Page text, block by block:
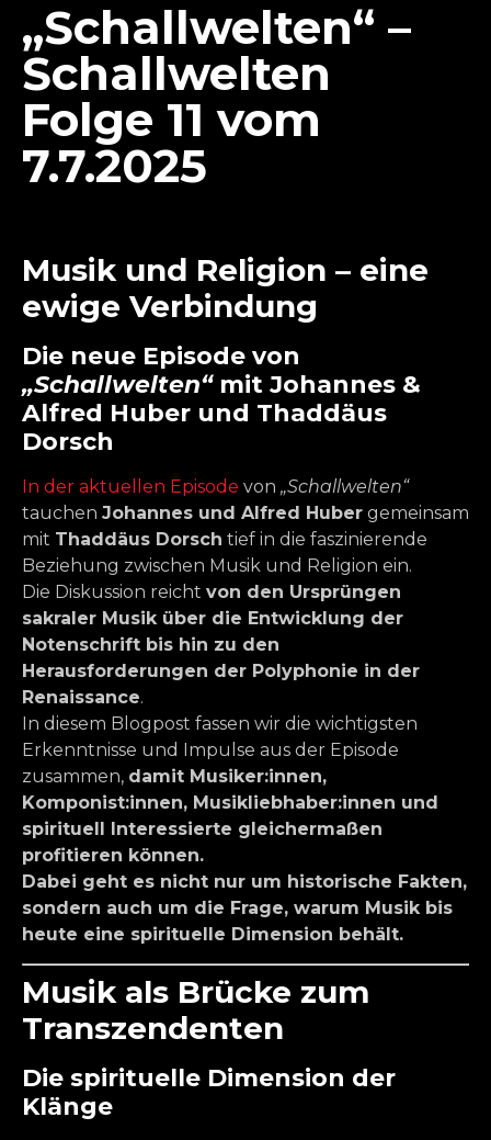
„Schallwelten“ –
Schallwelten
Folge 11 vom
7.7.2025
Musik und Religion – eine
ewige Verbindung
Die neue Episode von
„Schallwelten“mit Johannes &
Alfred Huber und Thaddäus
Dorsch
In der aktuellen Episode von „Schallwelten“
tauchen Johannes und Alfred Huber gemeinsam
mit Thaddäus Dorsch tief in die faszinierende
Beziehung zwischen Musik und Religion ein.
Die Diskussion reicht von den Ursprüngen
sakraler Musik über die Entwicklung der
Notenschrift bis hin zu den
Herausforderungen der Polyphonie in der
Renaissance.
In diesem Blogpost fassen wir die wichtigsten
Erkenntnisse und Impulse aus der Episode
zusammen, damit Musiker:innen,
Komponist:innen, Musikliebhaber:innen und
spirituell Interessierte gleichermaßen
profitieren können.
Dabei geht es nicht nur um historische Fakten,
sondern auch um die Frage, warum Musik bis
heute eine spirituelle Dimension behält.
Musik als Brücke zum
Transzendenten
Die spirituelle Dimension der
Klänge